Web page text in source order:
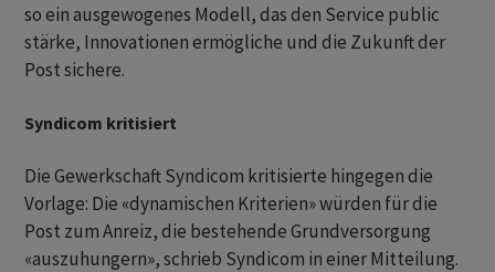
so ein ausgewogenes Modell, das den Service public
stärke, Innovationen ermögliche und die Zukunft der
Post sichere.
Syndicom kritisiert
Die Gewerkschaft Syndicom kritisierte hingegen die
Vorlage: Die «dynamischen Kriterien» würden für die
Post zum Anreiz, die bestehende Grundversorgung
«auszuhungern», schrieb Syndicom in einer Mitteilung.